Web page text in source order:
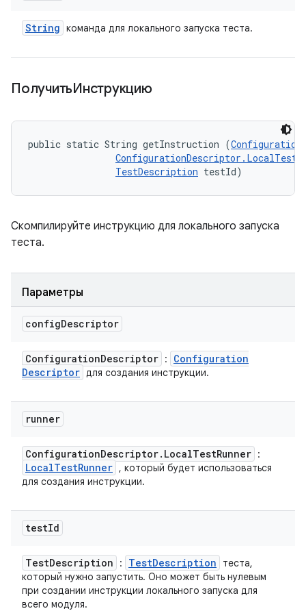
String команда для локального запуска теста.
ПолучитьИнструкцию
public static String getInstruction (
TestDescription testId)
Скомпилируйте инструкцию для локального запуска
теста.
Параметры
configDescriptor
ConfigurationDescriptor :
Configuration
Descriptor для создания инструкции.
runner
ConfigurationDescriptor. LocalTestRunner :
LocalTestRunner , который будет использоваться
для создания инструкции.
testId
TestDescription : TestDescription
теста,
который нужно запустить. Оно может быть нулевым
при создании инструкции локального запуска для
всего модуля.